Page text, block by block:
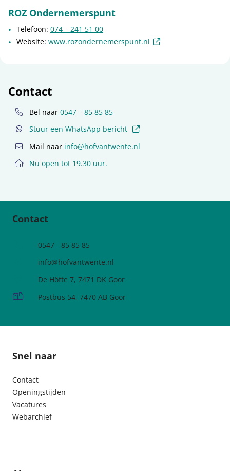
ROZ Ondernemerspunt
Telefoon: 074 – 241 51 00
Website: www.rozondernemerspunt.nl
Contact
Bel naar0547 – 85 85 85
Stuur een WhatsApp bericht
Mail naar info@hofvantwente.nl
Nu open tot 19.30 uur.
Contact
Telefoonnummer
0547 - 85 85 85
e-mailadres:info@hofvantwente.nl
De Höfte 7, 7471 DK Goor
Postadres:Postbus 54, 7470 AB Goor
Snel naar
Contact
Openingstijden
Vacatures
Webarchief